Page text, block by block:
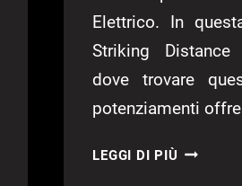
Elettrico. In
Striking
dove trovare
potenziamenti
LEGGI DI PIÙ THE